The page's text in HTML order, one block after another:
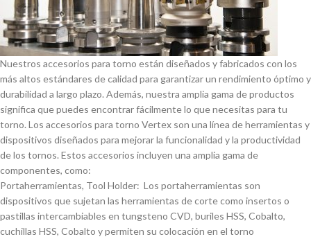
Nuestros accesorios para torno están diseñados y fabricados con los
más altos estándares de calidad para garantizar un rendimiento óptimo y
durabilidad a largo plazo. Además, nuestra amplia gama de productos
significa que puedes encontrar fácilmente lo que necesitas para tu
torno. Los accesorios para torno Vertex son una lí­nea de herramientas y
dispositivos diseñados para mejorar la funcionalidad y la productividad
de los tornos. Estos accesorios incluyen una amplia gama de
componentes, como:
Portaherramientas, Tool Holder: Los portaherramientas son
dispositivos que sujetan las herramientas de corte como insertos o
pastillas intercambiables en tungsteno CVD, buriles HSS, Cobalto,
cuchillas HSS, Cobalto y permiten su colocación en el torno